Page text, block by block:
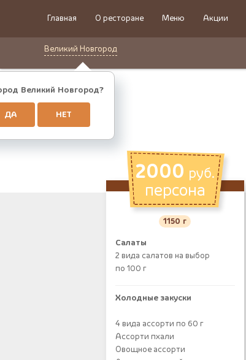
Главная О ресторане Меню Акции
Великий Новгород
Великий Новгород?
ДА НЕТ
2000 руб.
персона
1150 г
Салаты
2 вида салатов на выбор
по 100 г
Холодные закуски
4 вида ассорти по 60 г
Ассорти пхали
Овощное ассорти